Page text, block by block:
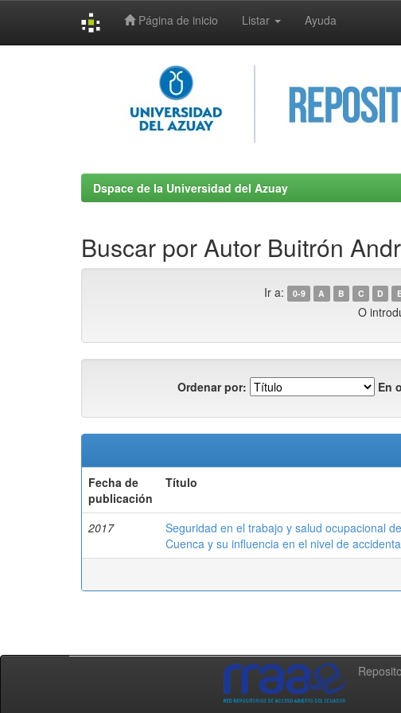
Página de inicio Listar Ayuda
Dspace de la Universidad del Azuay
Buscar por Autor Buitrón
Ir a: 0-9 A B C D
O
Ordenar por: En
Fecha de
publicación
Título
2017
Seguridad en el trabajo y salud ocupacional
Cuenca y su influencia en el nivel de